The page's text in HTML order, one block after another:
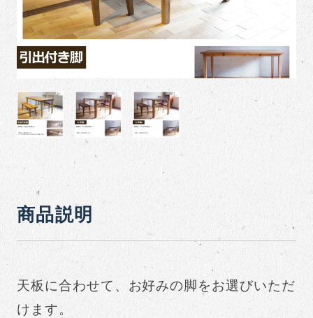
商品説明
天板に合わせて、お好みの脚をお選びいただ
けます。